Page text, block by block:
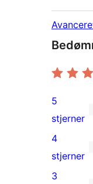
12
5-
stjernet
5
stjerner
0
4-
4
stjerner
3